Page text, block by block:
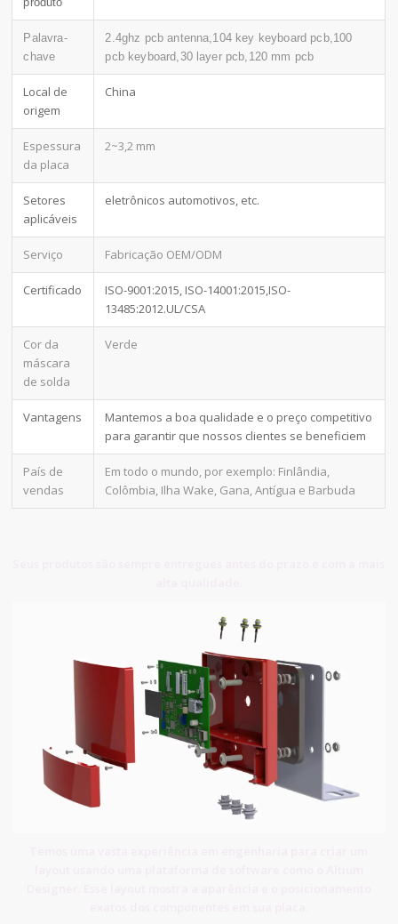
Palavra-
chave
2.4ghz pcb antenna,104 key keyboard pcb,100
pcb keyboard,30 layer pcb,120 mm pcb
Local de
origem
China
Espessura
da placa
2~3,2 mm
Setores
aplicáveis
eletrônicos automotivos, etc.
Serviço Fabricação OEM/ODM
Certificado
ISO-9001:2015, ISO-14001:2015,ISO-
13485:2012.UL/CSA
Cor da
máscara
de solda
Verde
Vantagens
Mantemos a boa qualidade e o preço competitivo
para garantir que nossos clientes se beneficiem
País de
vendas
Em todo o mundo, por exemplo: Finlândia,
Colômbia, Ilha Wake, Gana, Antígua e Barbuda